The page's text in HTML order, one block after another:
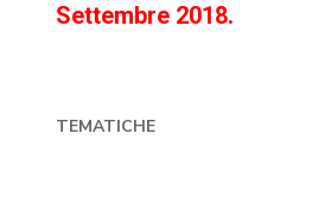
Settembre 2018.
TEMATICHE